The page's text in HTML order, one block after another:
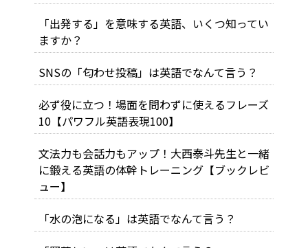
「出発する」を意味する英語、いくつ知ってい
ますか？
SNSの「匂わせ投稿」は英語でなんて言う？
必ず役に立つ！場面を問わずに使えるフレーズ
10【パワフル英語表現100】
文法力も会話力もアップ！大西泰斗先生と一緒
に鍛える英語の体幹トレーニング【ブックレビ
ュー】
「水の泡になる」は英語でなんて言う？